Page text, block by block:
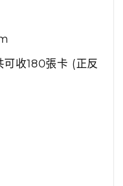
可收180張卡 (正反